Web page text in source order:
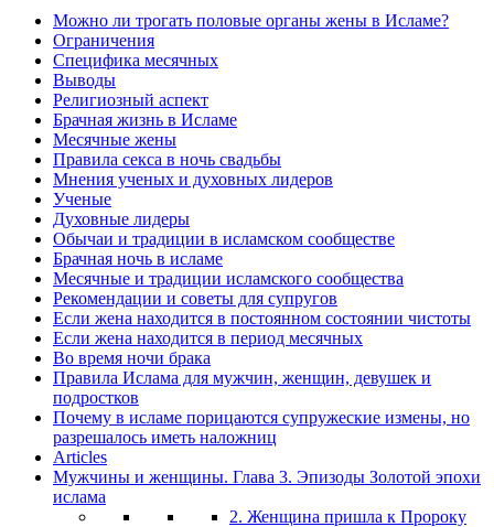
Можно ли трогать половые органы жены в Исламе?
Ограничения
Специфика месячных
Выводы
Религиозный аспект
Брачная жизнь в Исламе
Месячные жены
Правила секса в ночь свадьбы
Мнения ученых и духовных лидеров
Ученые
Духовные лидеры
Обычаи и традиции в исламском сообществе
Брачная ночь в исламе
Месячные и традиции исламского сообщества
Рекомендации и советы для супругов
Если жена находится в постоянном состоянии чистоты
Если жена находится в период месячных
Во время ночи брака
Правила Ислама для мужчин, женщин, девушек и
подростков
Почему в исламе порицаются супружеские измены, но
разрешалось иметь наложниц
Articles
Мужчины и женщины. Глава 3. Эпизоды Золотой эпохи
ислама
2. Женщина пришла к Пророку